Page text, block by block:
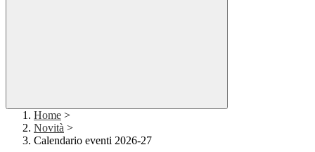
Home >
Novità >
Calendario eventi 2026-27